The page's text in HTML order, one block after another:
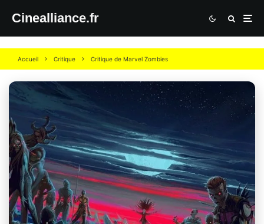
Cinealliance.fr
Accueil Critique Critique de Marvel Zombies